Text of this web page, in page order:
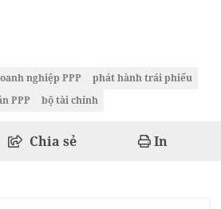
nghiệp PPP
phát hành trái phiếu
PPP bộ tài chính
Chia sẻ In